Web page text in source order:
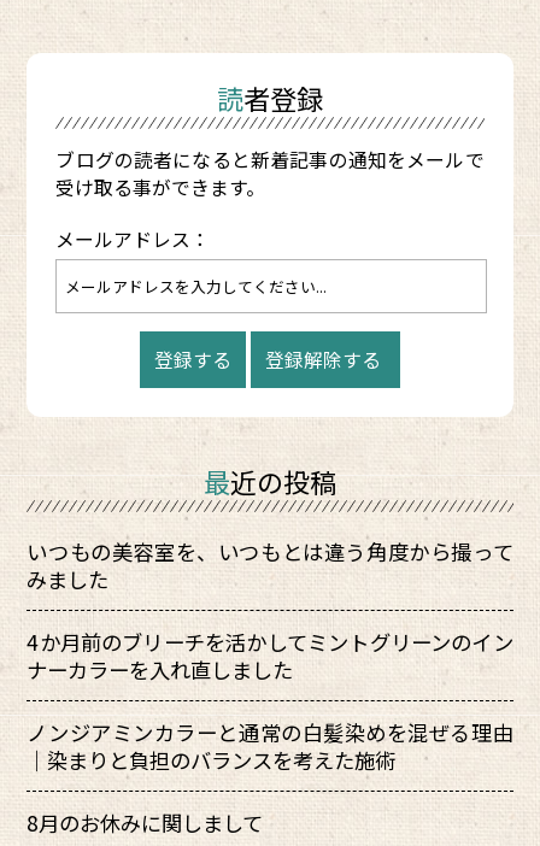
読者登録
ブログの読者になると新着記事の通知をメールで
受け取る事ができます。
メールアドレス：
最近の投稿
いつもの美容室を、いつもとは違う角度から撮って
みました
4か月前のブリーチを活かしてミントグリーンのイン
ナーカラーを入れ直しました
ノンジアミンカラーと通常の白髪染めを混ぜる理由
｜染まりと負担のバランスを考えた施術
8月のお休みに関しまして